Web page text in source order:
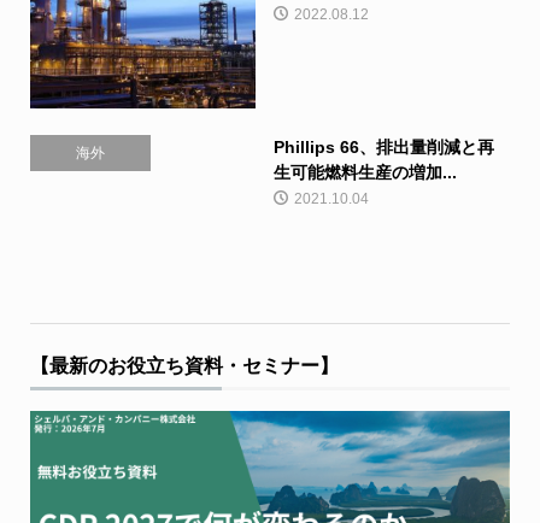
2022.08.12
海外
Phillips 66、排出量削減と再
生可能燃料生産の増加...
2021.10.04
【最新のお役立ち資料・セミナー】